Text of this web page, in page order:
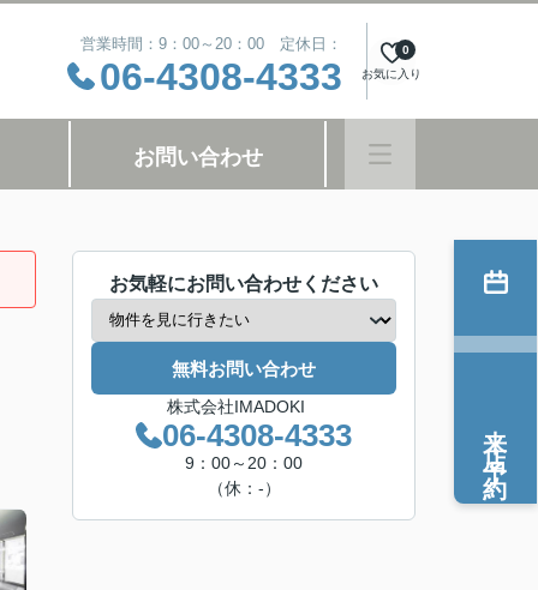
営業時間：9：00～20：00 定休日：
06-4308-4333 お気に入り
0
お問い合わせ
お気軽にお問い合わせください
無料お問い合わせ
株式会社IMADOKI
06-4308-4333
9：00～20：00
（休：-）
来店予約